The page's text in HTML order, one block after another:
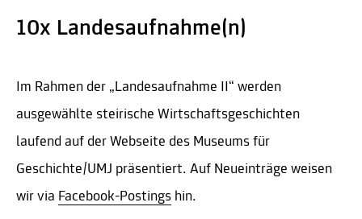
10x Landesaufnahme(n)
Im Rahmen der „Landesaufnahme II“ werden
ausgewählte steirische Wirtschaftsgeschichten
laufend auf der Webseite des Museums für
Geschichte/UMJ präsentiert. Auf Neueinträge weisen
wir via Facebook-Postings hin.